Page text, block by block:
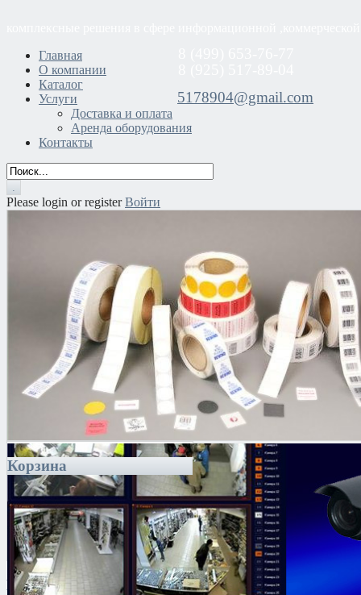
5178904@gmail.com
Главная
О компании
Каталог
Услуги
Доставка и оплата
Аренда оборудования
Контакты
Please login or register Войти
Корзина
Каталог